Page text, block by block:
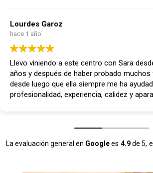
Lourdes Garoz
hace 1 año
Llevo viniendo a este centro con Sara
años y después de haber probado
desde luego que ella siempre me ha
profesionalidad, experiencia, calidez y
La evaluación general en Googlees 4.9de 5,